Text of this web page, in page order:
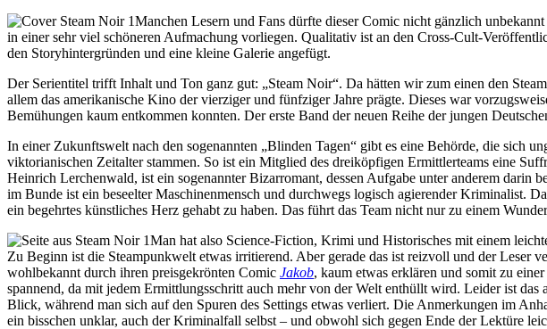
Manchen Lesern und Fans dürfte dieser Comic nicht gänzlich
in einer sehr viel schöneren Aufmachung vorliegen. Qualitativ ist an den Cross-Cult-
den Storyhintergründen und eine kleine Galerie angefügt.
Der Serientitel trifft Inhalt und Ton ganz gut: „Steam Noir“. Da hätten wir zum einen den
allem das amerikanische Kino der vierziger und fünfziger Jahre prägte. Dieses war
Bemühungen kaum entkommen konnten. Der erste Band der neuen Reihe der jungen
In einer Zukunftswelt nach den sogenannten „Blinden Tagen“ gibt es eine Behörde, die sich
viktorianischen Zeitalter stammen. So ist ein Mitglied des dreiköpfigen Ermittlerteams eine
Heinrich Lerchenwald, ist ein sogenannter Bizarromant, dessen Aufgabe unter anderem
im Bunde ist ein beseelter Maschinenmensch und durchwegs logisch agierender Kriminalist.
ein begehrtes künstliches Herz gehabt zu haben. Das führt das Team nicht nur zu einem
Man hat also Science-Fiction, Krimi und Historisches mit einem
Zu Beginn ist die Steampunkwelt etwas irritierend. Aber gerade das ist reizvoll und der Leser
wohlbekannt durch ihren preisgekrönten Comic Jakob, kaum etwas erklären und somit zu
spannend, da mit jedem Ermittlungsschritt auch mehr von der Welt enthüllt wird. Leider ist
Blick, während man sich auf den Spuren des Settings etwas verliert. Die Anmerkungen im
ein bisschen unklar, auch der Kriminalfall selbst – und obwohl sich gegen Ende der Lektüre